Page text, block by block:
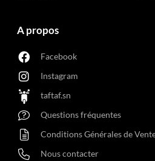
A propos
Facebook
Instagram
taftaf.sn
Questions fréquentes
Conditions Générales de
Nous contacter